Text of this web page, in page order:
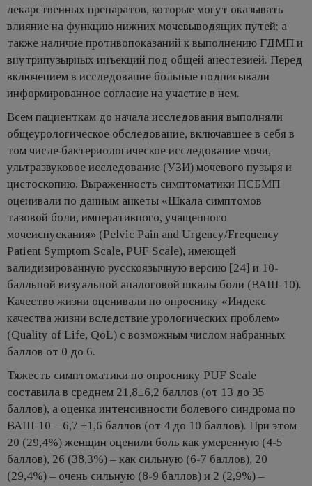
лекарственных препаратов, которые могут оказывать
влияние на функцию нижних мочевыводящих путей; а
также наличие противопоказаний к выполнению ГДМП и
внутрипузырных инъекций под общей анестезией. Перед
включением в исследование больные подписывали
информированное согласие на участие в нем.
Всем пациенткам до начала исследования выполняли
общеурологическое обследование, включавшее в себя в
том числе бактериологическое исследование мочи,
ультразвуковое исследование (УЗИ) мочевого пузыря и
цистоскопию. Выраженность симптоматики ПСБМП
оценивали по данным анкеты «Шкала симптомов
тазовой боли, императивного, учащенного
мочеиспускания» (Pelvic Pain and Urgency/Frequency
Patient Symptom Scale, PUF Scale), имеющей
валидизированную русскоязычную версию [24] и 10-
балльной визуальной аналоговой шкалы боли (ВАШ-10).
Качество жизни оценивали по опроснику «Индекс
качества жизни вследствие урологических проблем»
(Quality of Life, QoL) с возможным числом набранных
баллов от 0 до 6.
Тяжесть симптоматики по опроснику PUF Scale
составила в среднем 21,8±6,2 баллов (от 13 до 35
баллов), а оценка интенсивности болевого синдрома по
ВАШ-10 – 6,7 ±1,6 баллов (от 4 до 10 баллов). При этом
20 (29,4%) женщин оценили боль как умеренную (4-5
баллов), 26 (38,3%) – как сильную (6-7 баллов), 20
(29,4%) – очень сильную (8-9 баллов) и 2 (2,9%) –